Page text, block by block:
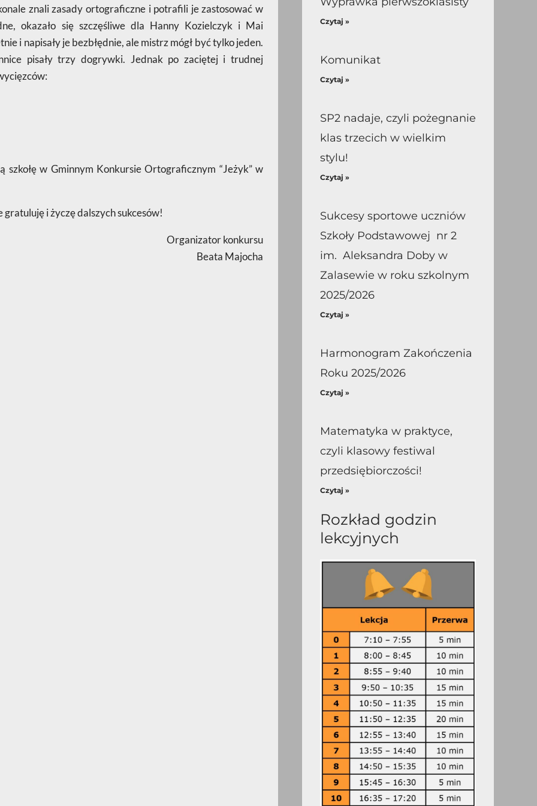
znali zasady ortograficzne i potrafili je zastosować w
okazało się szczęśliwe dla Hanny Kozielczyk i Mai
i napisały je bezbłędnie, ale mistrz mógł być tylko jeden.
pisały trzy dogrywki. Jednak po zaciętej i trudnej
w Gminnym Konkursie Ortograficznym “Jeżyk” w
i życzę dalszych sukcesów!
Organizator konkursu
Beata Majocha
Czytaj »
Komunikat
Czytaj »
SP2 nadaje, czyli pożegnanie
klas trzecich w wielkim
stylu!
Czytaj »
Sukcesy sportowe uczniów
Szkoły Podstawowej nr 2
im. Aleksandra Doby w
Zalasewie w roku szkolnym
2025/2026
Czytaj »
Harmonogram Zakończenia
Roku 2025/2026
Czytaj »
Matematyka w praktyce,
czyli klasowy festiwal
przedsiębiorczości!
Czytaj »
Rozkład godzin
lekcyjnych